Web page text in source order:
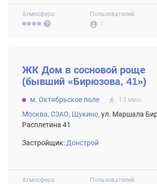
Атмосфера
Пользователей
1
Атмосфера
Пользователей
ЖК Дом в сосновой роще
(бывший «Бирюзова, 41»)
м. Октябрьское поле
13 мин.
Москва, СЗАО, Щукино, ул. Маршала
Расплетина 41
Застройщик: Донстрой